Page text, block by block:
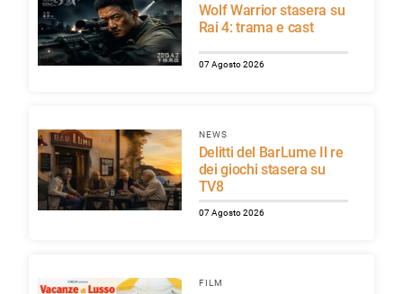
Wolf Warrior stasera su
Rai 4: trama e cast
07 Agosto 2026
NEWS
Delitti del BarLume Il re
dei giochi stasera su
TV8
07 Agosto 2026
FILM